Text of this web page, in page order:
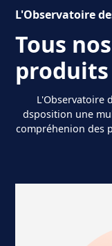
L'Observatoire
Tous
L'Observatoire
dsposition une
compréhenion des